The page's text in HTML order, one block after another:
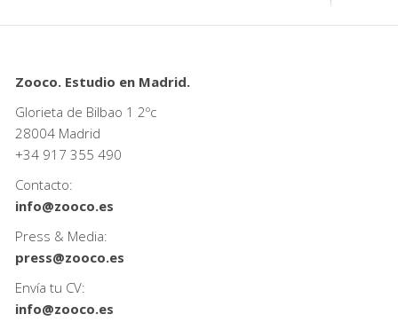
Zooco. Estudio en Madrid.
Glorieta de Bilbao 1 2ºc
28004 Madrid
+34 917 355 490
Contacto:
info@zooco.es
Press & Media:
press@zooco.es
Envía tu CV:
info@zooco.es